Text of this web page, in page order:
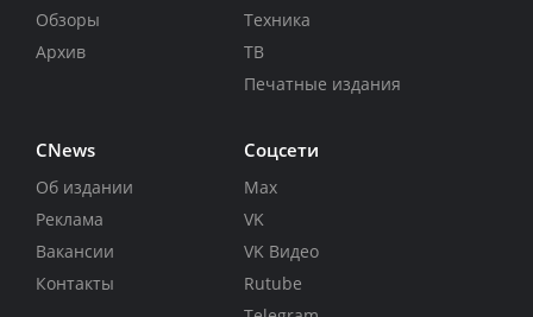
Обзоры
Архив
Техника
ТВ
Печатные издания
CNews
Об издании
Реклама
Вакансии
Контакты
Соцсети
Max
VK
VK Видео
Rutube